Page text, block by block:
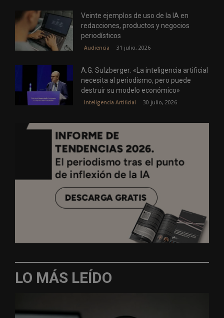
Veinte ejemplos de uso de la IA en
redacciones, productos y negocios
periodísticos
Audiencia 31 julio, 2026
A.G. Sulzberger: «La inteligencia artificial
necesita al periodismo, pero puede
destruir su modelo económico»
Inteligencia Artificial 30 julio, 2026
LO MÁS LEÍDO